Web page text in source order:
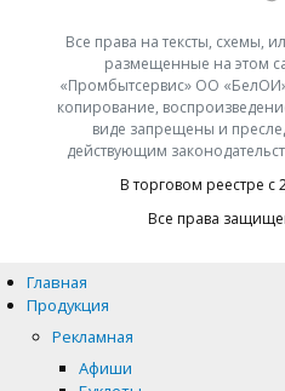
Все права на тексты, схемы,
размещенные на этом
«Промбытсервис» ОО
копирование,
виде запрещены и
действующим
В торговом реестре
Все права
Главная
Продукция
Рекламная
Афиши